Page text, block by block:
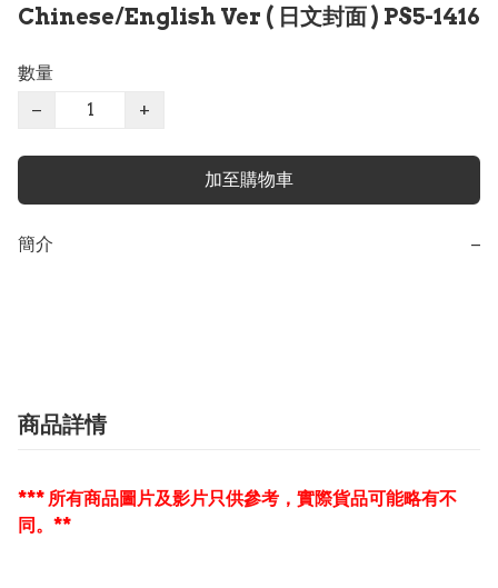
Chinese/English Ver ( 日文封面 ) PS5-1416
數量
−
+
加至購物車
簡介 −
商品詳情
*** 所有商品圖片及影片只供參考，實際貨品可能略有不
同。**